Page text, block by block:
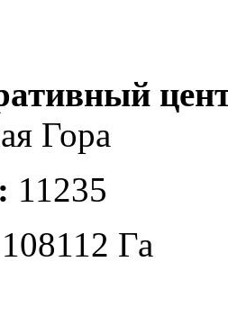
Гора
11235
108112 Га